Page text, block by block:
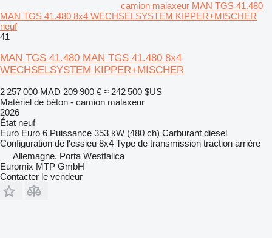
camion malaxeur MAN TGS 41.480
MAN TGS 41.480 8x4 WECHSELSYSTEM KIPPER+MISCHER
neuf
41
MAN TGS 41.480 MAN TGS 41.480 8x4
WECHSELSYSTEM KIPPER+MISCHER
2 257 000 MAD 209 900 € ≈ 242 500 $US
Matériel de béton - camion malaxeur
2026
État neuf
Euro Euro 6 Puissance 353 kW (480 ch) Carburant diesel
Configuration de l'essieu 8x4 Type de transmission traction arrière
Allemagne, Porta Westfalica
Euromix MTP GmbH
Contacter le vendeur